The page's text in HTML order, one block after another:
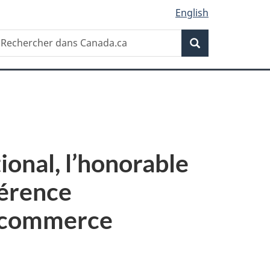
English
Recherche
l’honorable